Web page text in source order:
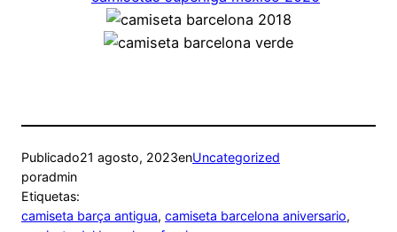
Publicado21 agosto, 2023enUncategorized
poradmin
Etiquetas:
camiseta barça antigua, camiseta barcelona aniversario